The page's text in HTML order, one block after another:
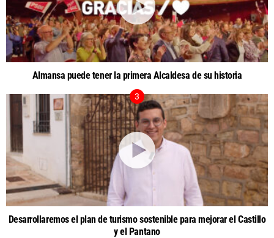
Almansa puede tener la primera Alcaldesa de su historia
Desarrollaremos el plan de turismo sostenible para mejorar el Castillo
y el Pantano